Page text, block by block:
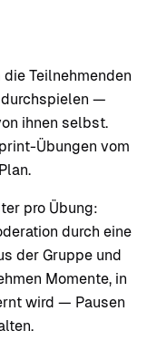
Teilnehmenden
—
ihnen selbst.
Übungen vom
pro Übung:
durch eine
der Gruppe und
Momente, in
wird — Pausen